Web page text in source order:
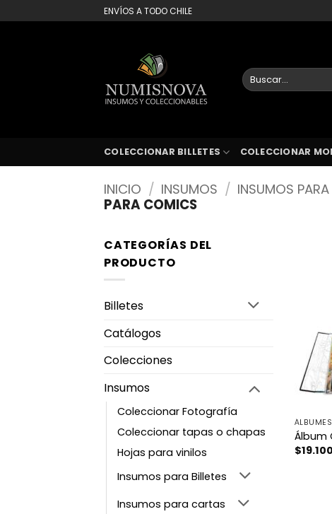
al
ENVÍOS A TODO CHILE
Buscar
por:
COLECCIONAR BILLETES COLECCIONAR
INICIO / INSUMOS / INSUMOS
PARA COMICS
CATEGORÍAS DEL
PRODUCTO
Billetes
Catálogos
Colecciones
Insumos
Coleccionar Fotografía
Coleccionar tapas o chapas
Hojas para vinilos
Insumos para Billetes
Insumos para cartas
Álbum
$19.100